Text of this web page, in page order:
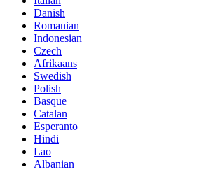
Danish
Romanian
Indonesian
Czech
Afrikaans
Swedish
Polish
Basque
Catalan
Esperanto
Hindi
Lao
Albanian